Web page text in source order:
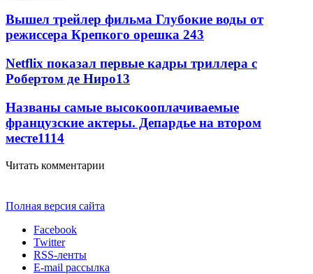
Вышел трейлер фильма Глубокие воды от
режиссера Крепкого орешка 243
Netflix показал первые кадры триллера с
Робертом де Ниро13
Названы самые высокооплачиваемые
французские актеры. Депардье на втором
месте1114
Читать комментарии
Полная версия сайта
Facebook
Twitter
RSS-ленты
E-mail рассылка